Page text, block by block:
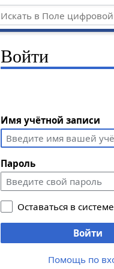
Войти
Имя учётной записи
Пароль
Оставаться в системе
Войти
Помощь по